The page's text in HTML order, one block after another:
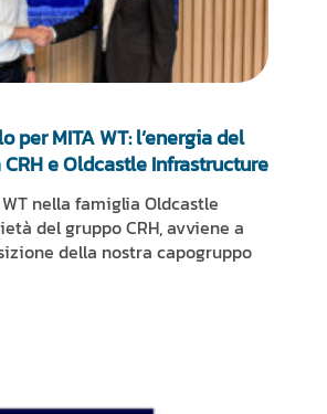
per MITA WT: l’energia del
CRH e Oldcastle Infrastructure
WT nella famiglia Oldcastle
del gruppo CRH, avviene a
della nostra capogruppo